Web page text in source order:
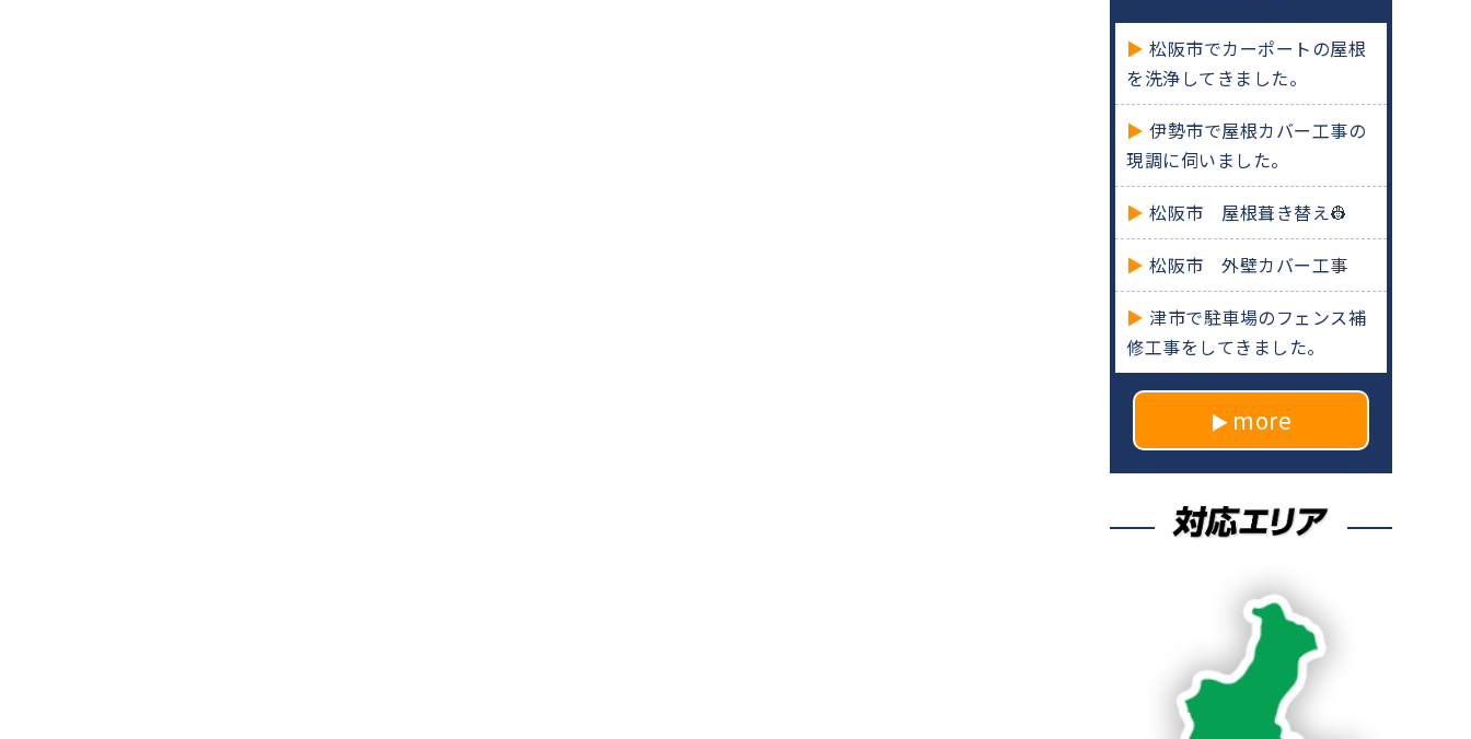
松阪市でカーポートの屋根
を洗浄してきました。
伊勢市で屋根カバー工事の
現調に伺いました。
松阪市 屋根葺き替え👷
松阪市 外壁カバー工事
津市で駐車場のフェンス補
修工事をしてきました。
more